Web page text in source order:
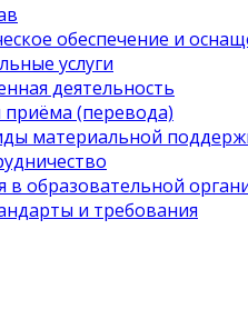
обеспечение и
услуги
деятельность
приёма (перевода)
материальной
в образовательной
и требования